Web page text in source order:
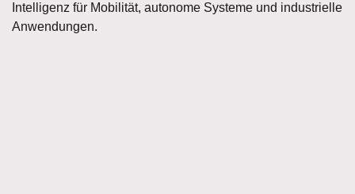
Intelligenz für Mobilität, autonome Systeme und industrielle
Anwendungen.